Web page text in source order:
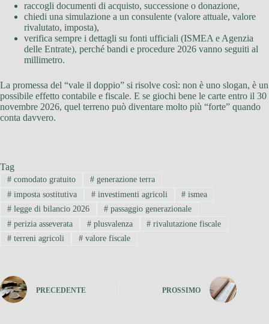
raccogli documenti di acquisto, successione o donazione,
chiedi una simulazione a un consulente (valore attuale, valore
rivalutato, imposta),
verifica sempre i dettagli su fonti ufficiali (ISMEA e Agenzia
delle Entrate), perché bandi e procedure 2026 vanno seguiti al
millimetro.
La promessa del “vale il doppio” si risolve così: non è uno slogan, è un
possibile effetto contabile e fiscale. E se giochi bene le carte entro il 30
novembre 2026, quel terreno può diventare molto più “forte” quando
conta davvero.
Tag
#comodato gratuito #generazione terra
#imposta sostitutiva #investimenti agricoli # ismea
#legge di bilancio 2026 #passaggio generazionale
#perizia asseverata #plusvalenza # rivalutazione fiscale
#terreni agricoli #valore fiscale
PRECEDENTE PROSSIMO